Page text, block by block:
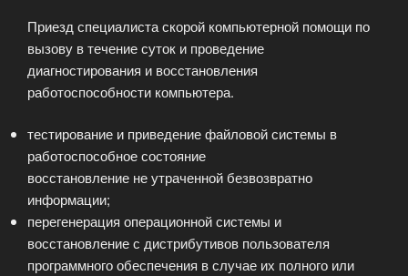
Приезд специалиста скорой компьютерной помощи по
вызову в течение суток и проведение
диагностирования и восстановления
работоспособности компьютера.
тестирование и приведение файловой системы в
работоспособное состояние
восстановление не утраченной безвозвратно
информации;
перегенерация операционной системы и
восстановление с дистрибутивов пользователя
программного обеспечения в случае их полного или